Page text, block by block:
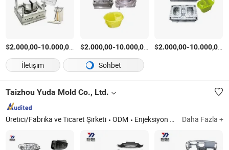
$2.000,00-10.000,00 /Parça
$2.000,00-10.000,00 /Parça
$2.000,00-10.000,00 /
İletişim
Sohbet
Taizhou Yuda Mold Co., Ltd.
Üretici/Fabrika ve Ticaret Şirketi ODM Enjeksiyon Kalıpları Daha Fazla +